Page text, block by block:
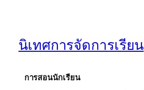
นิเทศการจัดการเรียน
การสอนนักเรียน